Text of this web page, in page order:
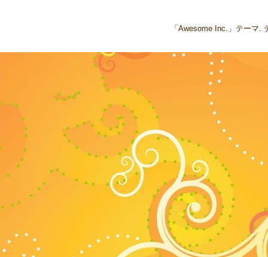
「Awesome Inc.」テーマ.